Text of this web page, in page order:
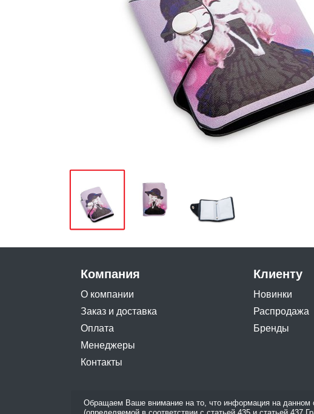
Компания
О компании
Заказ и доставка
Оплата
Менеджеры
Контакты
Клиенту
Новинки
Распродажа
Бренды
Обращаем Ваше внимание на то, что информация на данном